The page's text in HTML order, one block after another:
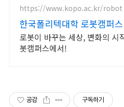
https://www.kopo.ac.kr/robot
한국폴리텍대학 로봇캠퍼
유일의 로봇특성화 대학
로봇이 바꾸는 세상, 변화의 시
봇캠퍼스에서!
공감 구독하기